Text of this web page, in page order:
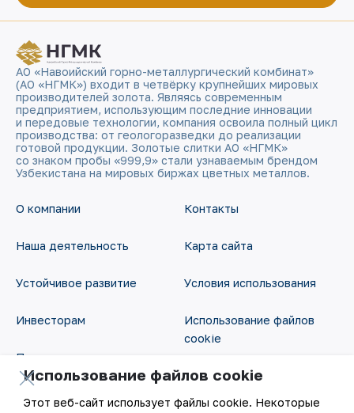
АО «Навоийский горно-металлургический комбинат»
(АО «НГМК») входит в четвёрку крупнейших мировых
производителей золота. Являясь современным
предприятием, использующим последние инновации
и передовые технологии, компания освоила полный цикл
производства: от геологоразведки до реализации
готовой продукции. Золотые слитки АО «НГМК»
со знаком пробы «999,9» стали узнаваемым брендом
Узбекистана на мировых биржах цветных металлов.
О компании
Наша деятельность
Устойчивое развитие
Инвесторам
Пресс-центр
Контакты
Карта сайта
Условия использования
Использование файлов
cookie
Открытые данные
Использование файлов cookie
Этот веб-сайт использует файлы cookie. Некоторые